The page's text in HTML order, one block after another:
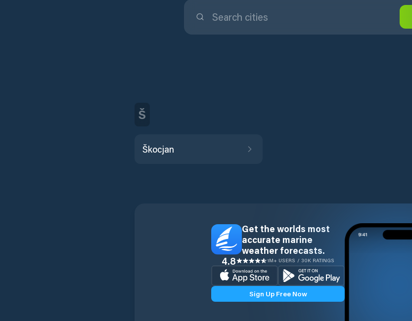
Š
Škocjan
Get the worlds most
accurate marine
weather forecasts.
4.8 1M+ USERS / 30K RATINGS
Sign Up Free Now